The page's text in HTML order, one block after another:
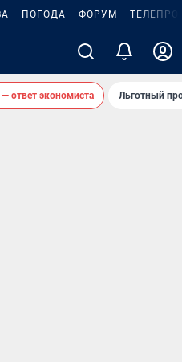
ПОГОДА ФОРУМ
ответ экономиста Льготный